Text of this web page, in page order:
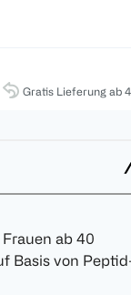
Gratis Lieferung ab
ab 40
Basis von